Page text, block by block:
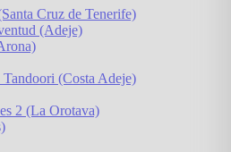
Cruz de Tenerife)
(Adeje)
(Costa Adeje)
2 (La Orotava)